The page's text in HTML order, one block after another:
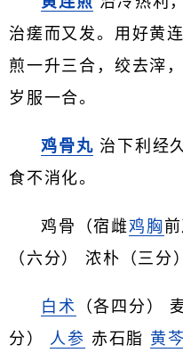
治瘥而又发。用好黄
煎一升三合，绞去滓
岁服一合。
鸡骨丸 治下利经
食不消化。
鸡骨（宿雌鸡胸
（六分） 浓朴（三分
白术 （各四分）
分） 人参 赤石脂 黄芩